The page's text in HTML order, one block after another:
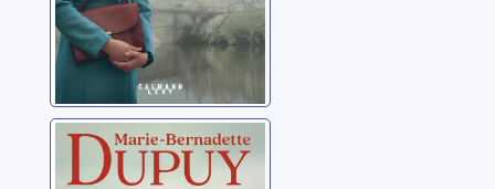
Albane 03: Le
sang des justes